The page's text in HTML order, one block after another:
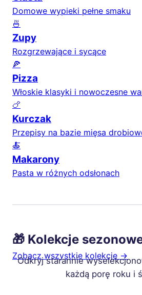
Domowe wypieki pełne smaku
🍜
Zupy
Rozgrzewające i sycące
🍕
Pizza
Włoskie klasyki i nowoczesne
🍗
Kurczak
Przepisy na bazie mięsa
🍝
Makarony
Pasta w różnych odsłonach
🎁 Kolekcje
Zobacz wszystkie kolekcje →
Odkryj starannie
każdą porę roku i